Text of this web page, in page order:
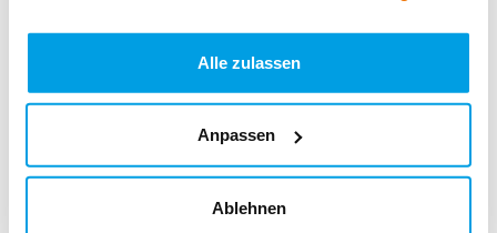
Alle zulassen
Anpassen
Ablehnen